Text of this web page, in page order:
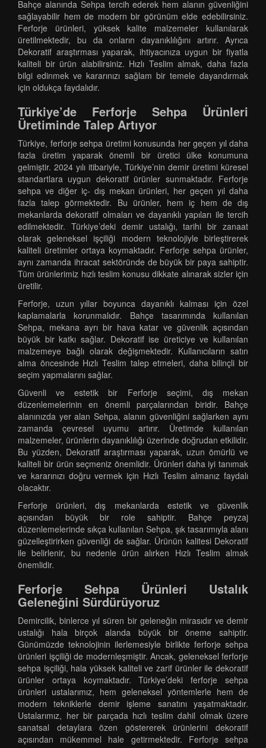
Bahçe alanında Sehpa tercih ederek hem alanın güvenliğini
sağlayabilir hem de modern bir görünüm elde edebilirsiniz.
Ferforje ürünleri, yüksek kalite malzemeler kullanılarak
üretilmektedir, bu da onların dayanıklılığını artırır. Ayrıca
Dekoratif araştırması yaparak, ihtiyacınıza uygun bir fiyatla
kaliteli bir ürün alabilirsiniz. Hızlı Teslim almak, daha fazla
bilgi edinmek ve kararınızı sağlam bir temele dayandırmak
için oldukça faydalıdır.
Türkiye’de Ferforje Sehpa Ürünleri
Üretiminde Talep Artıyor
Türkiye, ferforje sehpa üretimi konusunda her geçen yıl daha
fazla üretim yaparak önemli bir üretici ülke konumuna
gelmiştir. 2024 yılı itibariyle, Türkiye’nin demir üretimi küresel
standartlara uygun dekoratif ürünler sunmaktadır. Ferforje
sehpa ve diğer iç- dış mekan ürünleri, her geçen yıl daha
fazla talep görmektedir. Bu ürünler, hem iç hem de dış
mekanlarda dekoratif olmaları ve dayanıklı yapıları ile tercih
edilmektedir. Türkiye’deki demir ustalığı, tarihi bir zanaat
olarak geleneksel işçiliği modern teknolojiyle birleştirerek
kaliteli üretimler ortaya koymaktadır. Ferforje sehpa ürünler,
aynı zamanda ihracat sektöründe de büyük bir paya sahiptir.
Tüm ürünlerimiz hızlı teslim konusu dikkate alınarak sizler için
üretilir.
Ferforje, uzun yıllar boyunca dayanıklı kalması için özel
kaplamalarla korunmalıdır. Bahçe tasarımında kullanılan
Sehpa, mekana ayrı bir hava katar ve güvenlik açısından
büyük bir katkı sağlar. Dekoratif ise üreticiye ve kullanılan
malzemeye bağlı olarak değişmektedir. Kullanıcıların satın
alma öncesinde Hızlı Teslim talep etmeleri, daha bilinçli bir
seçim yapmalarını sağlar.
Güvenli ve estetik bir Ferforje seçimi, dış mekan
düzenlemelerinin en önemli parçalarından biridir. Bahçe
alanınızda yer alan Sehpa, alanın güvenliğini sağlarken aynı
zamanda çevresel uyumu artırır. Üretimde kullanılan
malzemeler, ürünlerin dayanıklılığı üzerinde doğrudan etkilidir.
Bu yüzden, Dekoratif araştırması yaparak, uzun ömürlü ve
kaliteli bir ürün seçmeniz önemlidir. Ürünleri daha iyi tanımak
ve kararınızı doğru vermek için Hızlı Teslim almanız faydalı
olacaktır.
Ferforje ürünleri, dış mekanlarda estetik ve güvenlik
açısından büyük bir role sahiptir. Bahçe peyzaj
düzenlemelerinde sıkça kullanılan Sehpa, şık tasarımıyla alanı
güzelleştirirken güvenliği de sağlar. Ürünün kalitesi Dekoratif
ile belirlenir, bu nedenle ürün alırken Hızlı Teslim almak
önemlidir.
Ferforje Sehpa Ürünleri Ustalık
Geleneğini Sürdürüyoruz
Demircilik, binlerce yıl süren bir geleneğin mirasıdır ve demir
ustalığı hala birçok alanda büyük bir öneme sahiptir.
Günümüzde teknolojinin ilerlemesiyle birlikte ferforje sehpa
ürünleri işçiliği de modernleşmiştir. Ancak, geleneksel ferforje
sehpa işçiliği, hala yüksek kaliteli ve zarif ürünler ile dekoratif
ürünler ortaya koymaktadır. Türkiye’deki ferforje sehpa
ürünleri ustalarımız, hem geleneksel yöntemlerle hem de
modern tekniklerle demir işleme sanatını yaşatmaktadır.
Ustalarımız, her bir parçada hızlı teslim dahil olmak üzere
sanatsal detaylara özen göstererek ürünlerini dekoratif
açısından mükemmel hale getirmektedir. Ferforje sehpa